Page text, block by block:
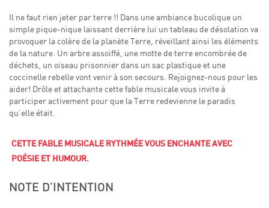
Il ne faut rien jeter par terre !! Dans une ambiance bucolique un
simple pique-nique laissant derrière lui un tableau de désolation va
provoquer la colère de la planète Terre, réveillant ainsi les éléments
de la nature. Un arbre assoiffé, une motte de terre encombrée de
déchets, un oiseau prisonnier dans un sac plastique et une
coccinelle rebelle vont venir à son secours. Rejoignez-nous pour les
aider! Drôle et attachante cette fable musicale vous invite à
participer activement pour que la Terre redevienne le paradis
qu’elle était.
CETTE FABLE MUSICALE RYTHMÉE VOUS ENCHANTE AVEC
POÉSIE ET HUMOUR.
NOTE D’INTENTION